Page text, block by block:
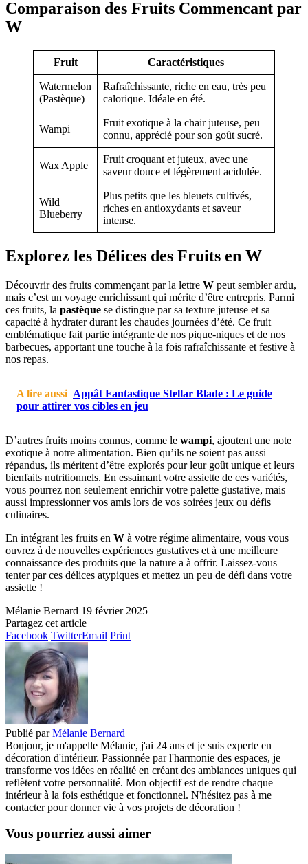
Comparaison des Fruits Commencant par
W
Fruit Caractéristiques
Watermelon
(Pastèque)
Rafraîchissante, riche en eau, très peu
calorique. Idéale en été.
Wampi
Fruit exotique à la chair juteuse, peu
connu, apprécié pour son goût sucré.
Wax Apple
Fruit croquant et juteux, avec une
saveur douce et légèrement acidulée.
Wild
Blueberry
Plus petits que les bleuets cultivés,
riches en antioxydants et saveur
intense.
Explorez les Délices des Fruits en W
Découvrir des fruits commençant par la lettre W peut sembler ardu,
mais c’est un voyage enrichissant qui mérite d’être entrepris. Parmi
ces fruits, la pastèque se distingue par sa texture juteuse et sa
capacité à hydrater durant les chaudes journées d’été. Ce fruit
emblématique fait partie intégrante de nos pique-niques et de nos
barbecues, apportant une touche à la fois rafraîchissante et festive à
nos repas.
A lire aussi Appât Fantastique Stellar Blade : Le guide
pour attirer vos cibles en jeu
D’autres fruits moins connus, comme le wampi, ajoutent une note
exotique à notre alimentation. Bien qu’ils ne soient pas aussi
répandus, ils méritent d’être explorés pour leur goût unique et leurs
bienfaits nutritionnels. En essaimant votre assiette de ces variétés,
vous pourrez non seulement enrichir votre palette gustative, mais
aussi impressionner vos amis lors de vos soirées jeux ou défis
culinaires.
En intégrant les fruits en W à votre régime alimentaire, vous vous
ouvrez à de nouvelles expériences gustatives et à une meilleure
connaissance des produits que la nature a à offrir. Laissez-vous
tenter par ces délices atypiques et mettez un peu de défi dans votre
assiette !
Mélanie Bernard 19 février 2025
Partagez cet article
Facebook TwitterEmail Print
Publié par Mélanie Bernard
Bonjour, je m'appelle Mélanie, j'ai 24 ans et je suis experte en
décoration d'intérieur. Passionnée par l'harmonie des espaces, je
transforme vos idées en réalité en créant des ambiances uniques qui
reflètent votre personnalité. Mon objectif est de rendre chaque
intérieur à la fois esthétique et fonctionnel. N'hésitez pas à me
contacter pour donner vie à vos projets de décoration !
Vous pourriez aussi aimer